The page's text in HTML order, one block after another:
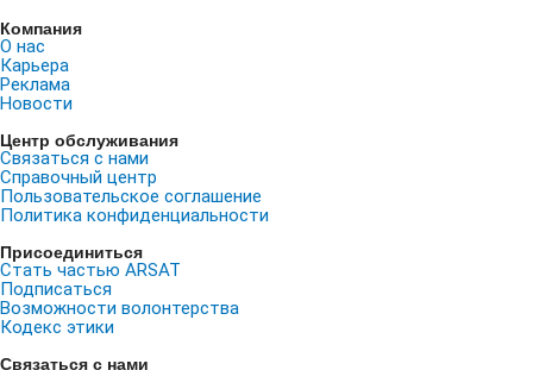
Компания
О нас
Карьера
Реклама
Новости
Центр обслуживания
Связаться с нами
Справочный центр
Пользовательское соглашение
Политика конфиденциальности
Присоединиться
Стать частью ARSAT
Подписаться
Возможности волонтерства
Кодекс этики
Связаться с нами